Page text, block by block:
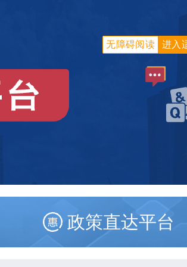
进入
无障碍阅读
政策直达平台